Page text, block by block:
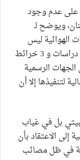
على عدم وجود
ويوضح لـ
الهوائية ليس
بالأمر الصعب. نحن كشركة قدمنا مسبقًا دراسات و 3 خرائط
الرسمية
لتنفيذها إلا أن
بل في غياب
إلى الاعتقاد بأن
في ظل مصائب